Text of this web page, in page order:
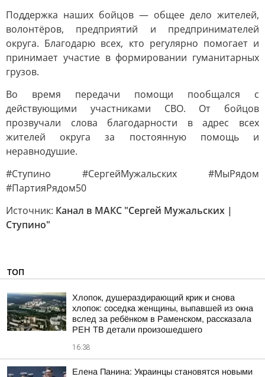
Поддержка наших бойцов — общее дело жителей,
волонтёров, предприятий и предпринимателей
округа. Благодарю всех, кто регулярно помогает и
принимает участие в формировании гуманитарных
грузов.
Во время передачи помощи пообщался с
действующими участниками СВО. От бойцов
прозвучали слова благодарности в адрес всех
жителей округа за постоянную помощь и
неравнодушие.
#Ступино #СергейМужальских #МыРядом
#ПартияРядом50
Источник: Канал в МАКС "Сергей Мужальских |
Ступино"
ТОП
Хлопок, душераздирающий крик и снова
хлопок: соседка женщины, выпавшей из окна
вслед за ребёнком в Раменском, рассказала
РЕН ТВ детали произошедшего
16:38
Елена Панина: Украинцы становятся новыми